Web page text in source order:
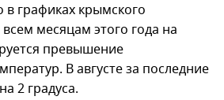
в графиках крымского
месяцам этого года на
превышение
В августе за последние
2 градуса.